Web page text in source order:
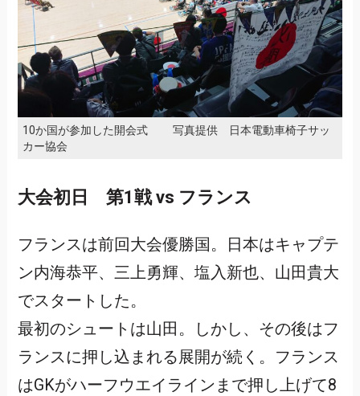
10か国が参加した開会式 写真提供 日本電動車椅子サッ
カー協会
大会初日 第1戦 vs フランス
フランスは前回大会優勝国。日本はキャプテ
ン内海恭平、三上勇輝、塩入新也、山田貴大
でスタートした。
最初のシュートは山田。しかし、その後はフ
ランスに押し込まれる展開が続く。フランス
はGKがハーフウエイラインまで押し上げて8